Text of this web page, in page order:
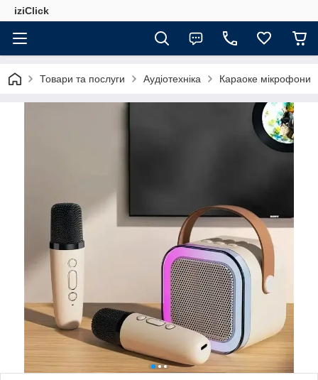
iziClick
Товари та послуги Аудіотехніка Караоке мікрофони